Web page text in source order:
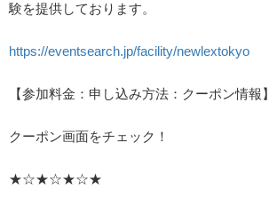
験を提供しております。
https://eventsearch.jp/facility/newlextokyo
【参加料金：申し込み方法：クーポン情報】
クーポン画面をチェック！
★☆★☆★☆★